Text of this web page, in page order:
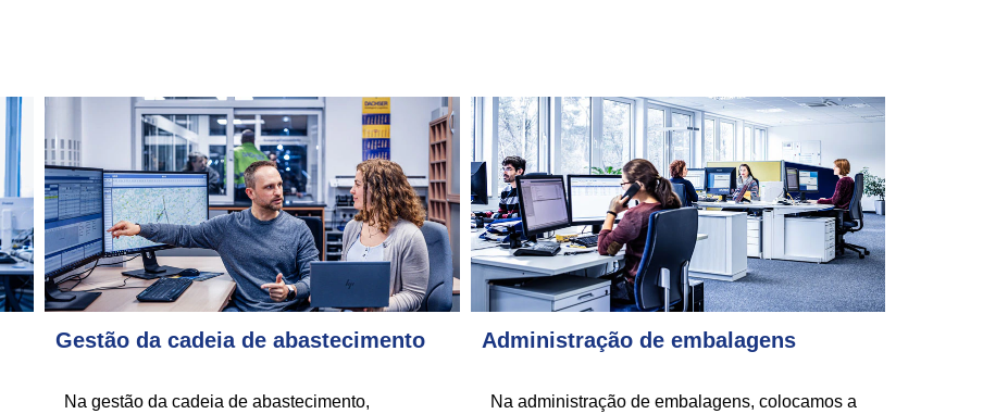
Gestão da cadeia de abastecimento
Na gestão da cadeia de abastecimento,
Administração de embalagens
Na administração de embalagens, colocamos a